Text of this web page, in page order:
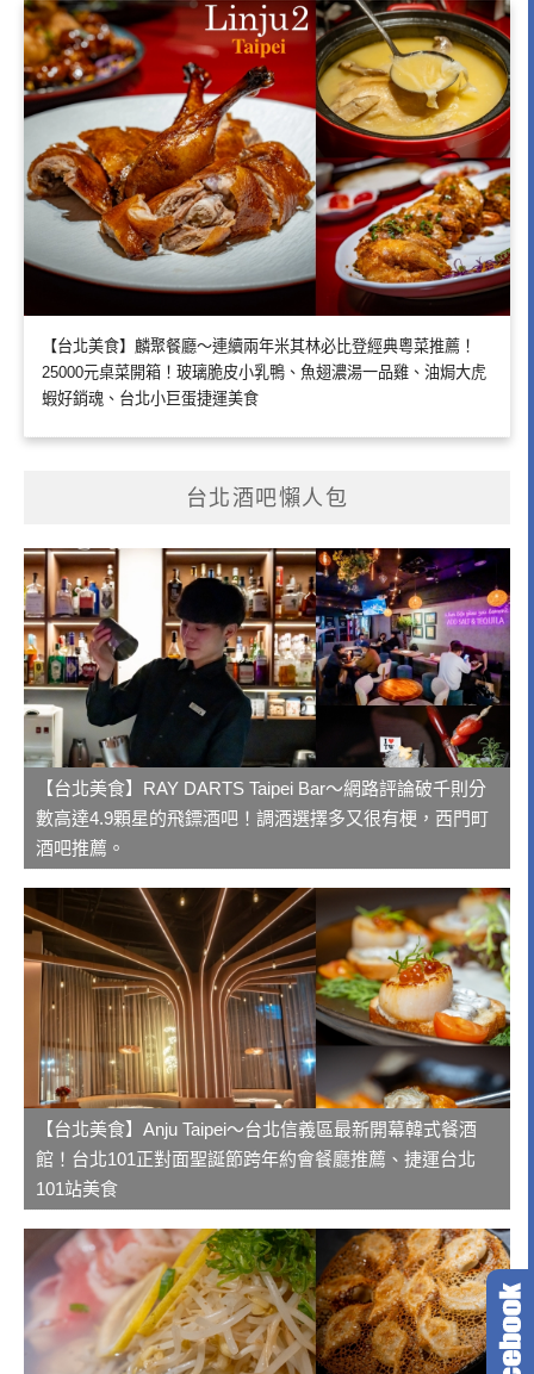
【台北美食】麟聚餐廳～連續兩年米其林必比登經典粵菜推薦！
25000元桌菜開箱！玻璃脆皮小乳鴨、魚翅濃湯一品雞、油焗大虎
蝦好銷魂、台北小巨蛋捷運美食
台北酒吧懶人包
【台北美食】RAY DARTS Taipei Bar～網路評論破千則分
數高達4.9顆星的飛鏢酒吧！調酒選擇多又很有梗，西門町
酒吧推薦。
【台北美食】Anju Taipei～台北信義區最新開幕韓式餐酒
館！台北101正對面聖誕節跨年約會餐廳推薦、捷運台北
101站美食